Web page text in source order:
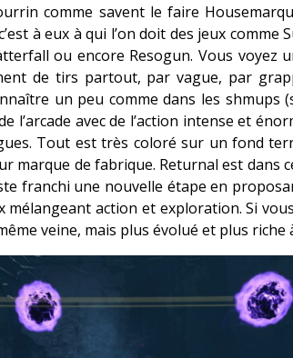
comme savent le faire
à eux à qui l’on doit des jeux comme
ou encore Resogun. Vous voyez
de tirs partout, par vague, par
un peu comme dans les shmups
l’arcade avec de l’action intense et
Tout est très coloré sur un fond
marque de fabrique. Returnal est dans
franchi une nouvelle étape en
action et exploration. Si
veine, mais plus évolué et plus riche